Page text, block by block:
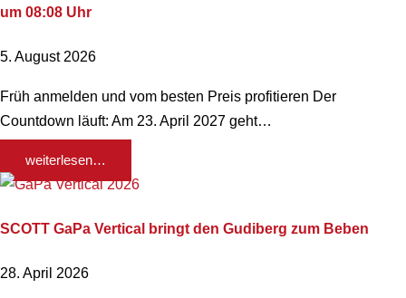
um 08:08 Uhr
5. August 2026
Früh anmelden und vom besten Preis profitieren Der
Countdown läuft: Am 23. April 2027 geht…
weiterlesen…
SCOTT GaPa Vertical bringt den Gudiberg zum Beben
28. April 2026